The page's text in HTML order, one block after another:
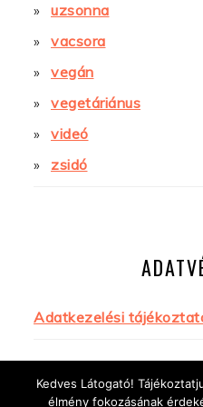
uzsonna
vacsora
vegán
vegetáriánus
videó
zsidó
Adatkezelési
Kedves Látogató!
élmény fokozásának